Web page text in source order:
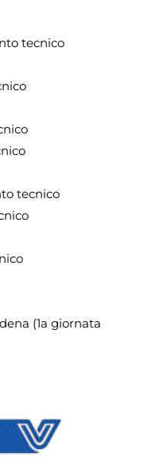
tecnico
tecnico
(1a giornata